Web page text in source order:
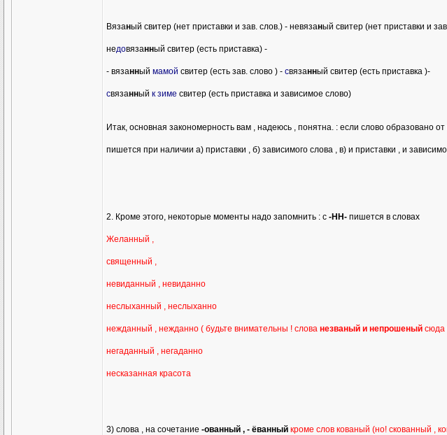
Вязаный свитер (нет приставки и зав. слов.) - невязаный свитер (нет приставки и
недовязанный свитер (есть приставка) -
- вязанный мамой свитер (есть зав. слово ) - связанный свитер (есть приставка )-
связанный к зиме свитер (есть приставка и зависимое слово)
Итак, основная закономерность вам , надеюсь , понятна. : если слово образовано от
пишется при наличии а) приставки , б) зависимого слова , в) и приставки , и
2. Кроме этого, некоторые моменты надо запомнить : с -НН- пишется в словах
Желанный ,
священный ,
невиданный , невиданно
неслыханный , неслыханно
нежданный , нежданно ( будьте внимательны ! слова незваный и непрошеный сюда
негаданный , негаданно
несказанная красота
3) слова , на сочетание -ованный , - ёванный кроме слов кованый (но! скованный ,